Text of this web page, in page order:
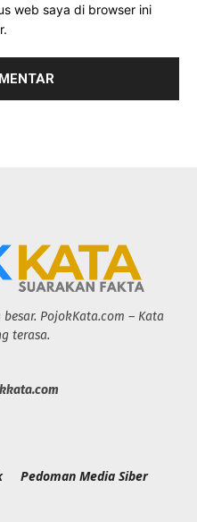
web saya di browser ini
PojokKata.com – Kata
terasa.
Pedoman Media Siber